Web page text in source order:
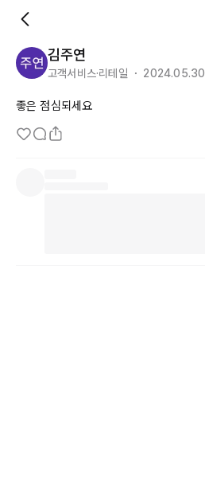
김주연
고객서비스·리테일 ・ 2024.05.30
좋은 점심되세요